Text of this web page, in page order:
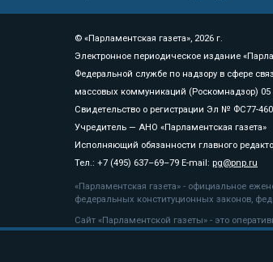
© «Парламентская газета», 2026 г.
Электронное периодическое издание
Федеральной службе по надзору в сфере
массовых коммуникаций (Роскомнадзор) 05
Свидетельство о регистрации Эл № ФС77-
Учредитель — АНО «Парламентская газета»
Исполняющий обязанности главного
Тел.: +7 (495) 637–69–79 E-mail: pg@pnp.ru
«Парламентская газета» - официальное
федеральных конституционных законов,
Сайт «Парламентской газеты» - это
«Парламентской газеты» активная ссылка